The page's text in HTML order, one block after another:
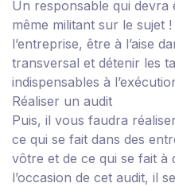
Un responsable qui devra
même militant sur le sujet
l’entreprise, être à l’aise
transversal et détenir les
indispensables à
Réaliser un audit
Puis, il vous faudra
ce qui se fait dans des
vôtre et de ce qui se fait à
l’occasion de cet audit, il